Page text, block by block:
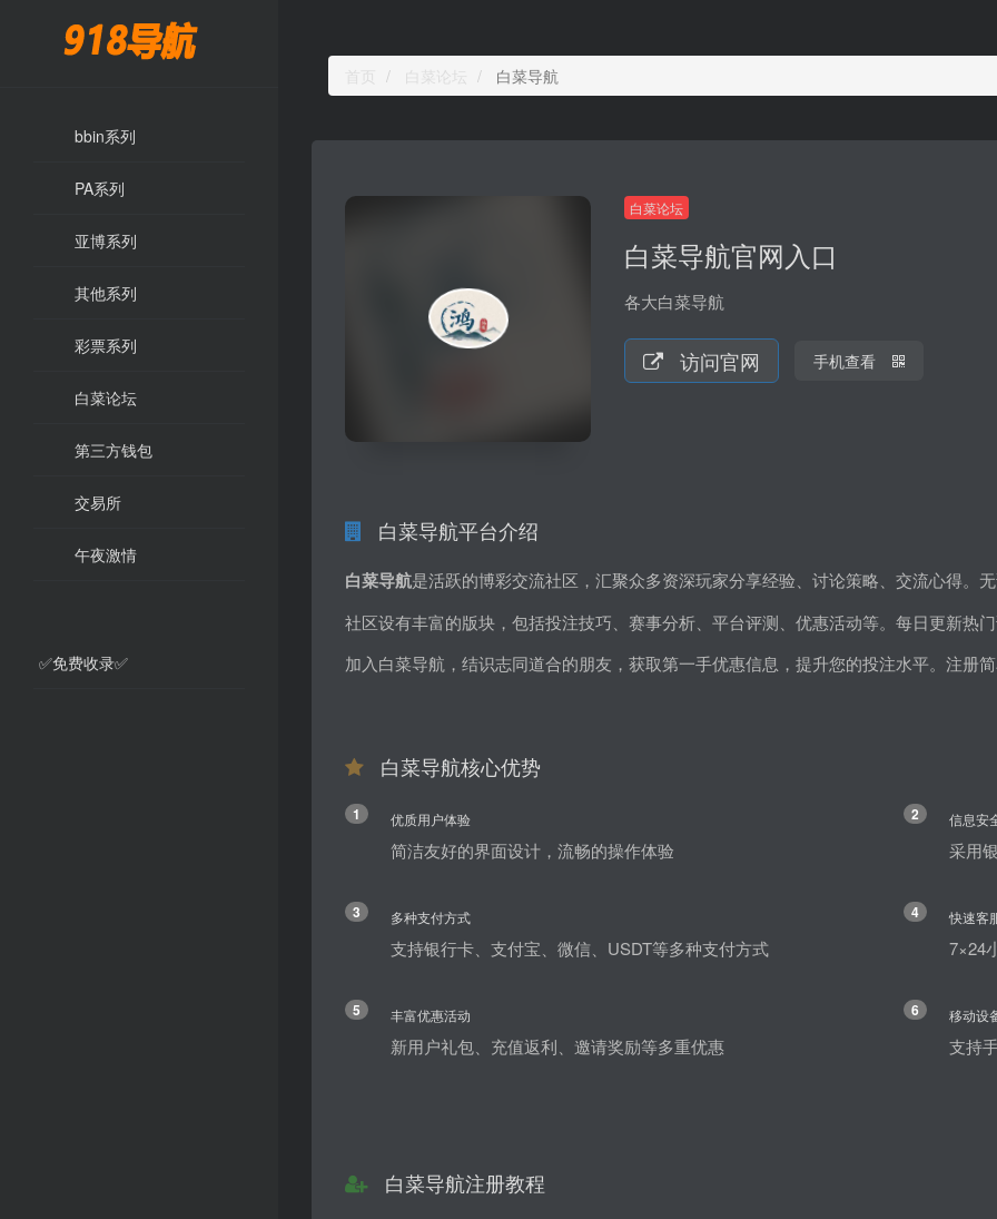
bbin系列
PA系列
亚博系列
其他系列
彩票系列
白菜论坛
第三方钱包
交易所
午夜激情
✅免费收录✅
白菜论坛 白菜导航
白菜论坛
白菜导航官网入口
各大白菜导航
访问官网 手机查看
白菜导航平台介绍
白菜导航是活跃的博彩交流社区，汇聚众多资深玩家分享经验、讨论策略、交流心得。
社区设有丰富的版块，包括投注技巧、赛事分析、平台评测、优惠活动等。每日更新热
加入白菜导航，结识志同道合的朋友，获取第一手优惠信息，提升您的投注水平。注册简
白菜导航核心优势
1 优质用户体验
简洁友好的界面设计，流畅的操作体验
2 信息安
采用
3 多种支付方式
支持银行卡、支付宝、微信、USDT等多种支付方式
4 快速客
7×24
5 丰富优惠活动
新用户礼包、充值返利、邀请奖励等多重优惠
6 移动设
支持
白菜导航注册教程